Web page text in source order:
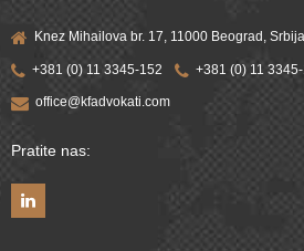
Knez Mihailova br. 17, 11000 Beograd, Srbija
+381 (0) 11 3345-152 +381 (0) 11
office@kfadvokati.com
Pratite nas: